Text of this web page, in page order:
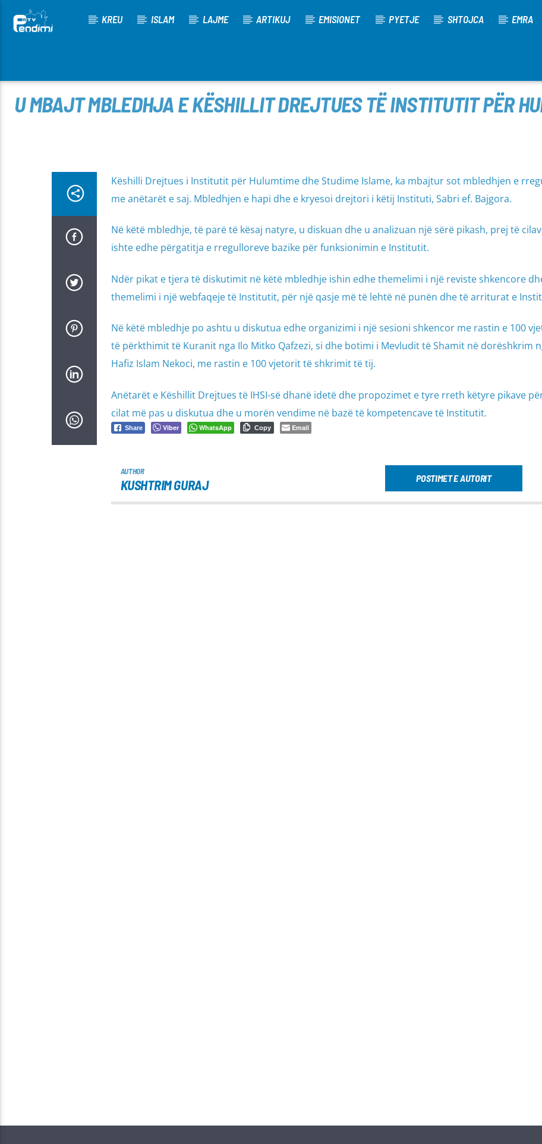
KREU ISLAM LAJME ARTIKUJ EMISIONET PYETJE SHTOJCA EMRA
U MBAJT MBLEDHJA E KËSHILLIT DREJTUES TË INSTITUTIT PËR
Këshilli Drejtues i Institutit për Hulumtime dhe Studime Islame, ka mbajtur sot mbledhjen e
me anëtarët e saj. Mbledhjen e hapi dhe e kryesoi drejtori i këtij Instituti, Sabri ef. Bajgora.
Në këtë mbledhje, të parë të kësaj natyre, u diskuan dhe u analizuan një sërë pikash, prej të
ishte edhe përgatitja e rregulloreve bazike për funksionimin e Institutit.
Ndër pikat e tjera të diskutimit në këtë mbledhje ishin edhe themelimi i një reviste shkencore
themelimi i një webfaqeje të Institutit, për një qasje më të lehtë në punën dhe të arriturat e
Në këtë mbledhje po ashtu u diskutua edhe organizimi i një sesioni shkencor me rastin e 100
të përkthimit të Kuranit nga Ilo Mitko Qafzezi, si dhe botimi i Mevludit të Shamit në dorëshkrim
Hafiz Islam Nekoci, me rastin e 100 vjetorit të shkrimit të tij.
Anëtarët e Këshillit Drejtues të IHSI-së dhanë idetë dhe propozimet e tyre rreth këtyre pikave
cilat më pas u diskutua dhe u morën vendime në bazë të kompetencave të Institutit.
Share Viber WhatsApp Copy Email
AUTHOR
KUSHTRIM GURAJ POSTIMET E AUTORIT